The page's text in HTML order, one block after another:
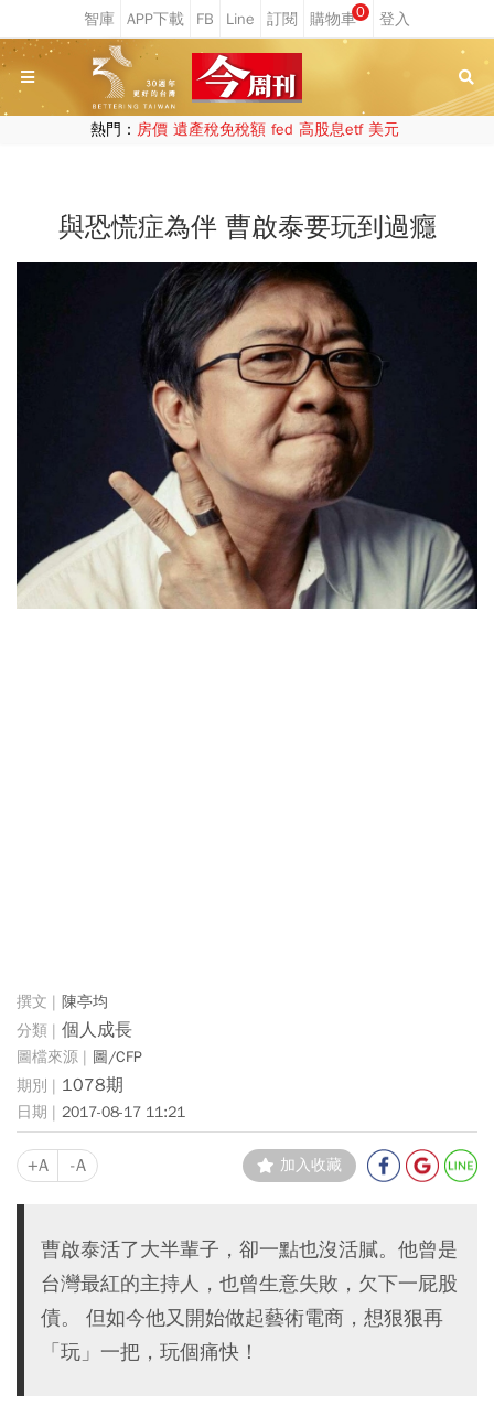
0
熱門： 房價 遺產稅免稅額 fed 高股息etf 美元
與恐慌症為伴 曹啟泰要玩到過癮
陳亭均
個人成長
圖/CFP
1078期
2017-08-17 11:21
+A -A 加入收藏
曹啟泰活了大半輩子，卻一點也沒活膩。他曾是
台灣最紅的主持人，也曾生意失敗，欠下一屁股
債。 但如今他又開始做起藝術電商，想狠狠再
「玩」一把，玩個痛快！